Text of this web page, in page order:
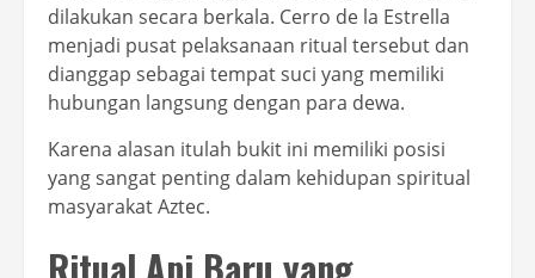
dilakukan secara berkala. Cerro de la Estrella
menjadi pusat pelaksanaan ritual tersebut dan
dianggap sebagai tempat suci yang memiliki
hubungan langsung dengan para dewa.
Karena alasan itulah bukit ini memiliki posisi
yang sangat penting dalam kehidupan spiritual
masyarakat Aztec.